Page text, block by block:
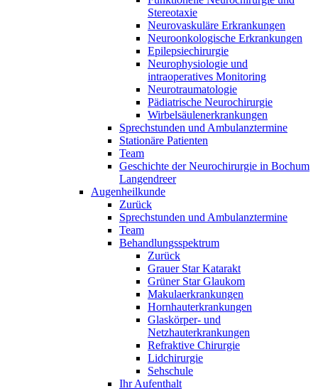
Stereotaxie
Neurovaskuläre Erkrankungen
Neuroonkologische Erkrankungen
Epilepsiechirurgie
Neurophysiologie und
intraoperatives Monitoring
Neurotraumatologie
Pädiatrische Neurochirurgie
Wirbelsäulenerkrankungen
Sprechstunden und Ambulanztermine
Stationäre Patienten
Team
Geschichte der Neurochirurgie in Bochum
Langendreer
Augenheilkunde
Zurück
Sprechstunden und Ambulanztermine
Team
Behandlungsspektrum
Zurück
Grauer Star Katarakt
Grüner Star Glaukom
Makulaerkrankungen
Hornhauterkrankungen
Glaskörper- und
Netzhauterkrankungen
Refraktive Chirurgie
Lidchirurgie
Sehschule
Ihr Aufenthalt